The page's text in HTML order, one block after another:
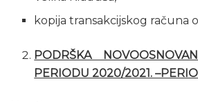
kopija transakcijskog računa
PODRŠKA
PERIODU 2020/2021.